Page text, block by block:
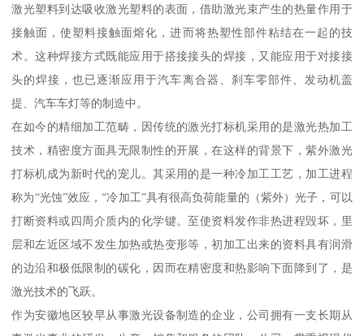
激光塑料到达吸收激光塑料的表面，借助激光束产生的热量作用于
接触面，使塑料接触面熔化，进而将热塑性部件粘结在一起的技
术。这种焊接方式既能应用于搭接接头的焊接，又能应用于对接接
头的焊接，也已逐渐应用于汽车离合器、刹车零部件、发动机盖
提、汽车车灯等的制造中。
在如今的精细加工范畴，因传统的激光打标机采用的是激光热加工
技术，精密度方面具无限制性的开展，在这样的背景下，紫外激光
打标机成为新时代的宠儿。其采用的是一种冷加工工艺，加工进程
称为“光蚀”效应，“冷加工”具有很高负荷能量的（紫外）光子，可以
打断资料或四周介质内的化学键。至使资料发作非热进程毁坏，里
层和左近区域不发生加热或热变形等，初加工出来的资料具有润滑
的边沿和极低限制的碳化，因而在精密度和热影响下面降到了，是
激光技术的飞跃。
作为安徽地区较早从事激光设备制造的企业，公司拥有一支长期从